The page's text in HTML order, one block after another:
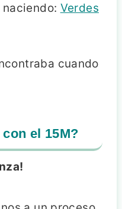
Verdes
cuando
el 15M?